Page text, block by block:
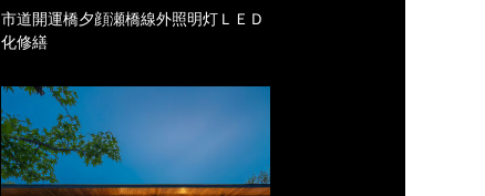
市道開運橋夕顔瀬橋線外照明灯ＬＥＤ
化修繕